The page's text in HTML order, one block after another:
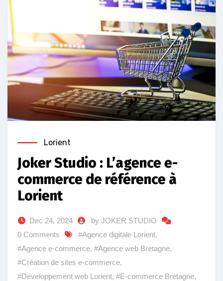
Lorient
Joker Studio : L’agence e-
commerce de référence à
Lorient
Dec 24, 2024
by JOKER STUDIO
0 Comments
#Agence digitale Lorient,
#Agence e-commerce, #Agence web Bretagne,
#Création de sites e-commerce,
#Développement web Lorient, #E-commerce Bretagne,